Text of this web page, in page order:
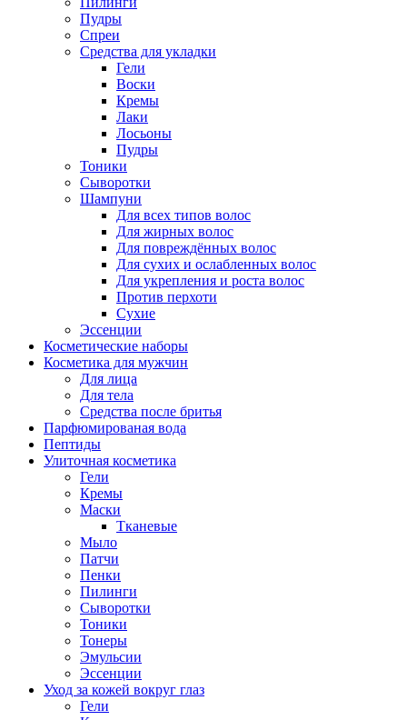
Пудры
Спреи
Средства для укладки
Гели
Воски
Кремы
Лаки
Лосьоны
Пудры
Тоники
Сыворотки
Шампуни
Для всех типов волос
Для жирных волос
Для повреждённых волос
Для сухих и ослабленных волос
Для укрепления и роста волос
Против перхоти
Сухие
Эссенции
Косметические наборы
Косметика для мужчин
Для лица
Для тела
Средства после бритья
Парфюмированая вода
Пептиды
Улиточная косметика
Гели
Кремы
Маски
Тканевые
Мыло
Патчи
Пенки
Пилинги
Сыворотки
Тоники
Тонеры
Эмульсии
Эссенции
Уход за кожей вокруг глаз
Гели